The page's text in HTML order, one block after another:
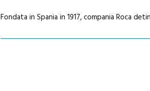
Fondata in Spania in 1917, compania Roca